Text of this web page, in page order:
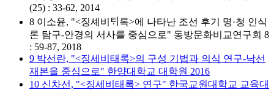
(25) : 33-62, 2014
8 이소윤, "<징셰비ᄐᆡ록>에 나타난 조선 후기 명·청 인식
론 탐구-안경의 서사를 중심으로" 동방문화비교연구회 8
: 59-87, 2018
9 박선란, "<징세비태록>의 구성 기법과 의식 연구-낙선
재본을 중심으로" 한양대학교 대학원 2016
10 신차선, "<징세비태록> 연구" 한국교원대학교 교육대